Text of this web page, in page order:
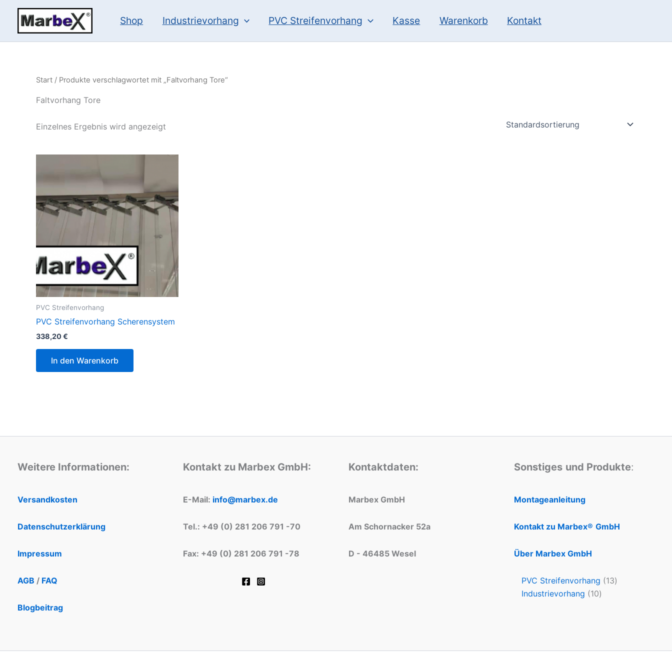
springen
Shop Industrievorhang PVC Streifenvorhang Kasse Warenkorb Kontakt
Start / Produkte verschlagwortet mit „Faltvorhang Tore“
Faltvorhang Tore
Einzelnes Ergebnis wird angezeigt
PVC Streifenvorhang
PVC Streifenvorhang Scherensystem
338,20€
In den Warenkorb
Weitere Informationen:
Versandkosten
Datenschutzerklärung
Impressum
AGB / FAQ
Blogbeitrag
Kontakt zu Marbex GmbH:
E-Mail: info@marbex.de
Tel.: +49 (0) 281 206 791 -70
Fax: +49 (0) 281 206 791 -78
Kontaktdaten:
Marbex GmbH
Am Schornacker 52a
D - 46485 Wesel
Sonstiges und Produkte:
Montageanleitung
Kontakt zu Marbex® GmbH
Über Marbex GmbH
PVC Streifenvorhang 13
Industrievorhang 10